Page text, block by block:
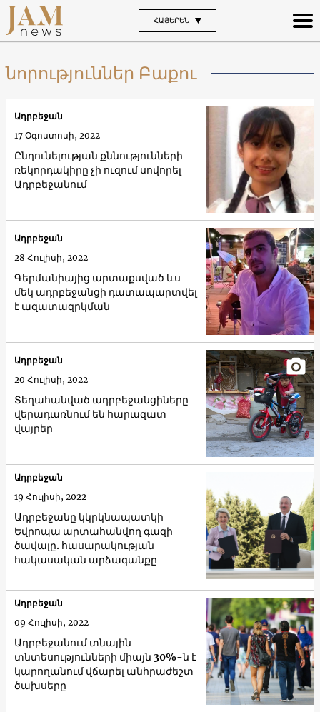
ՀԱՅԵՐԵՆ
նորություններ Բաքու
Ընդունելության քննությունների
ռեկորդակիրը չի ուզում սովորել
Ադրբեջանում
Ադրբեջան
17 Օգոստոսի, 2022
Գերմանիայից արտաքսված ևս
մեկ ադրբեջանցի դատապարտվել
է ազատազրկման
Ադրբեջան
28 Հուլիսի, 2022
Տեղահանված ադրբեջանցիները
վերադառնում են հարազատ
վայրեր
Ադրբեջան
20 Հուլիսի, 2022
Ադրբեջանը կկրկնապատկի
Եվրոպա արտահանվող գազի
ծավալը. հասարակության
հակասական արձագանքը
Ադրբեջան
19 Հուլիսի, 2022
Ադրբեջանում տնային
տնտեսությունների միայն 30%-ն է
կարողանում վճարել անհրաժեշտ
ծախսերը
Ադրբեջան
09 Հուլիսի, 2022